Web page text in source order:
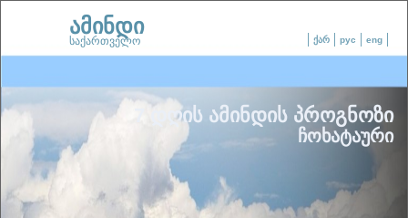
ქარ рус eng
ამინდი
საქართველო
7 დღის ამინდის პროგნოზი
ჩოხატაური